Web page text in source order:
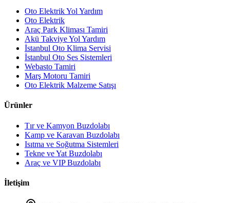
Oto Elektrik Yol Yardım
Oto Elektrik
Araç Park Kliması Tamiri
Akü Takviye Yol Yardım
İstanbul Oto Klima Servisi
İstanbul Oto Ses Sistemleri
Webasto Tamiri
Marş Motoru Tamiri
Oto Elektrik Malzeme Satışı
Ürünler
Tır ve Kamyon Buzdolabı
Kamp ve Karavan Buzdolabı
Isıtma ve Soğutma Sistemleri
Tekne ve Yat Buzdolabı
Araç ve VIP Buzdolabı
İletişim